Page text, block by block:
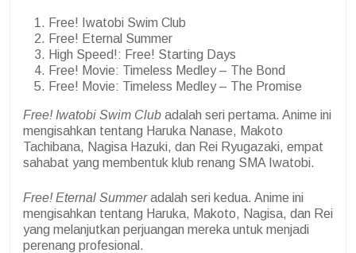
Free! Iwatobi Swim Club
Free! Eternal Summer
High Speed!: Free! Starting Days
Free! Movie: Timeless Medley – The Bond
Free! Movie: Timeless Medley – The Promise
Free! Iwatobi Swim Club adalah seri pertama. Anime ini
mengisahkan tentang Haruka Nanase, Makoto
Tachibana, Nagisa Hazuki, dan Rei Ryugazaki, empat
sahabat yang membentuk klub renang SMA Iwatobi.
Free! Eternal Summeradalah seri kedua. Anime ini
mengisahkan tentang Haruka, Makoto, Nagisa, dan Rei
yang melanjutkan perjuangan mereka untuk menjadi
perenang profesional.